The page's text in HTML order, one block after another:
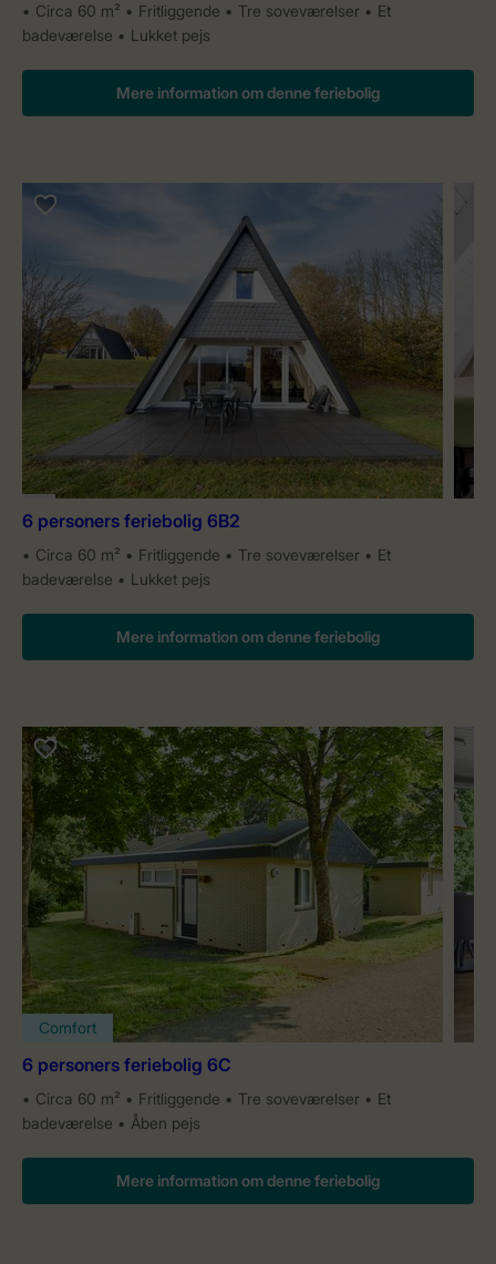
Circa 60 m² Fritliggende Tre soveværelser
Et
badeværelse
Lukket pejs
Mere information om denne feriebolig
6 personers feriebolig 6B2
Circa 60 m² Fritliggende Tre soveværelser
Et
badeværelse
Lukket pejs
Mere information om denne feriebolig
Comfort
6 personers feriebolig 6C
Circa 60 m² Fritliggende Tre soveværelser
Et
badeværelse
Åben pejs
Mere information om denne feriebolig